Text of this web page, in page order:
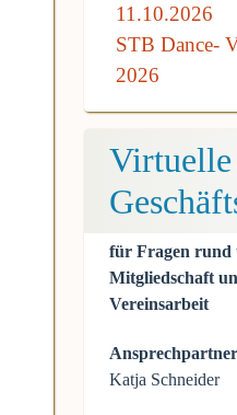
11.10.2026
STB Dance-
2026
Virtuelle
für Fragen rund
Mitgliedschaft
Vereinsarbeit
Katja Schneider